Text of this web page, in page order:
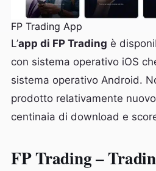
FP Trading App
L’app di FP Trading è
con sistema operativo iOS
sistema operativo Android.
prodotto relativamente
centinaia di download e
FP Trading –